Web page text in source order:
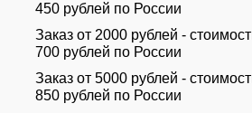
450 рублей по России
Заказ от 2000 рублей -
700 рублей по России
Заказ от 5000 рублей -
850 рублей по России